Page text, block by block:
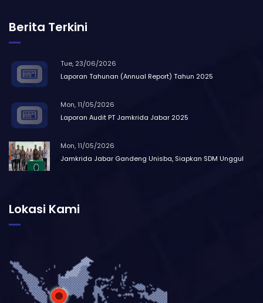
Berita Terkini
Tue, 23/06/2026
Laporan Tahunan (Annual Report) Tahun 2025
Mon, 11/05/2026
Laporan Audit PT Jamkrida Jabar 2025
Mon, 11/05/2026
Jamkrida Jabar Gandeng Unisba, Siapkan SDM Unggul
Lokasi Kami